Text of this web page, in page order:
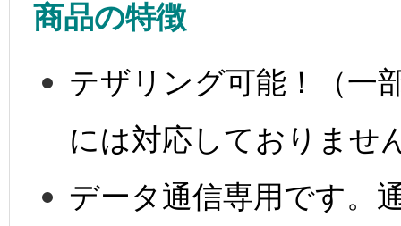
商品の特徴
テザリング可能！（一
には対応しておりませ
データ通信専用です。